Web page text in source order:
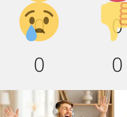
0 0
Грусть :(
0
Палец
вниз!
0